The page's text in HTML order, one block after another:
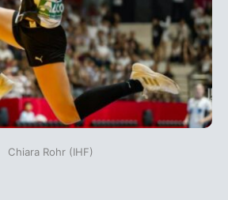
Chiara Rohr (IHF)